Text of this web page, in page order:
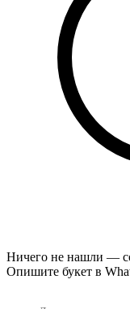
Ничего не нашли —
Опишите букет в